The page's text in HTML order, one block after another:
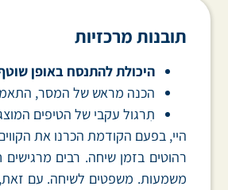
תובנות מרכזיות
היכולת להתנסח באופן
הכנה מראש של המסר,
תִרגול עקבי של הטיפים
היי, בפעם הקודמת הכרנו את
רהוטים בזמן שיחה. רבים מרגישים
משמעות. משפטים לשיחה. עם זאת,